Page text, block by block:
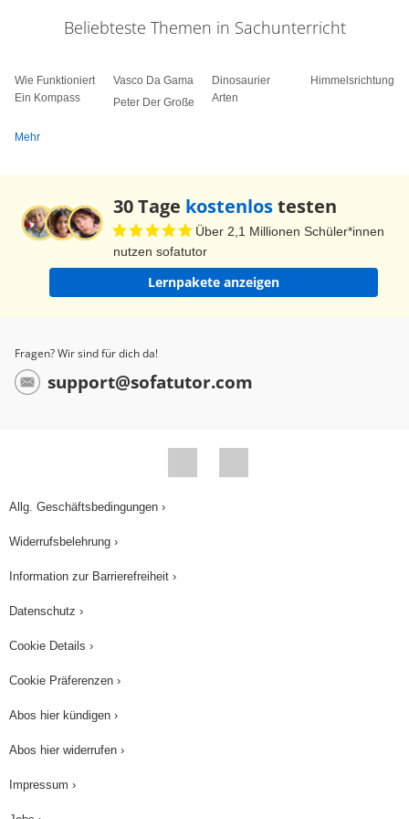
besseres Wetter gibt. Die Standvögel, wie Amsel,
hingegen hier. Sie müssen im Winter besonders
viel Nahrung sammeln und plustern sich
in seinem Garten im Winter genug Nahrung
finden!
Beliebteste Themen in Sachunterricht
Wie Funktioniert
Ein Kompass
Vasco Da Gama
Peter Der Große
Dinosaurier
Arten
Himmelsrichtungen
Mehr
30 Tage kostenlostesten
Über 2,1 Millionen Schüler*innen
nutzen sofatutor
Lernpakete anzeigen
Fragen? Wir sind für dich da!
support@sofatutor.com
Allg. Geschäftsbedingungen ›
Widerrufsbelehrung ›
Information zur Barrierefreiheit ›
Datenschutz ›
Cookie Details ›
Cookie Präferenzen ›
Abos hier kündigen ›
Abos hier widerrufen ›
Impressum ›